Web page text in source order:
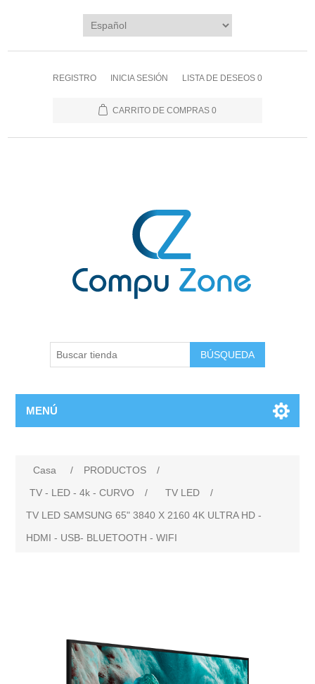
REGISTRO INICIA SESIÓN LISTA DE DESEOS 0
CARRITO DE COMPRAS 0
BÚSQUEDA
MENÚ
Casa / PRODUCTOS
/
TV - LED - 4k - CURVO
/ TV LED
/
TV LED SAMSUNG 65" 3840 X 2160 4K ULTRA HD -
HDMI - USB- BLUETOOTH - WIFI